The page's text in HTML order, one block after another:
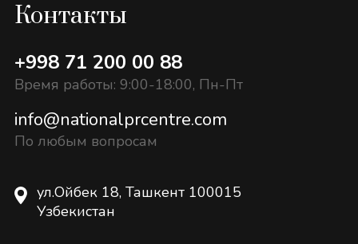
Контакты
+998 71 200 00 88
Время работы: 9:00-18:00, Пн-Пт
info@nationalprcentre.com
По любым вопросам
ул.Ойбек 18, Ташкент 100015
Узбекистан